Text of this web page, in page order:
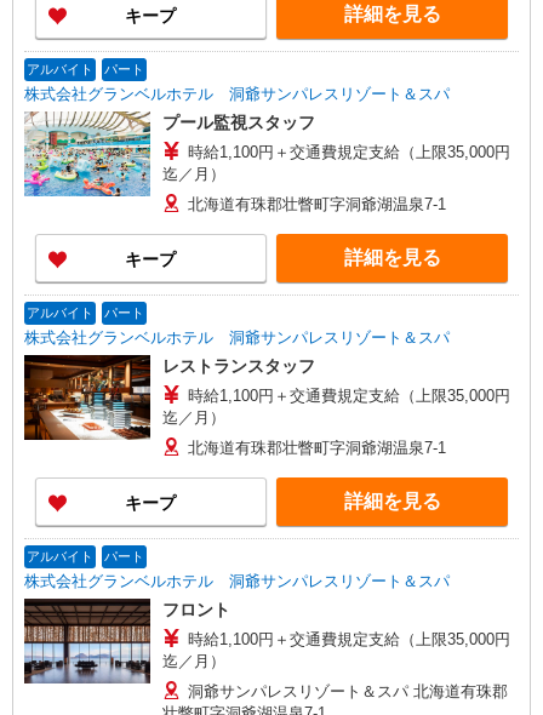
キープ 詳細を見る
アルバイト パート
株式会社グランベルホテル 洞爺サンパレスリゾート＆スパ
プール監視スタッフ
時給1,100円＋交通費規定支給（上限35,000円
迄／月）
北海道有珠郡壮瞥町字洞爺湖温泉7-1
キープ 詳細を見る
アルバイト パート
株式会社グランベルホテル 洞爺サンパレスリゾート＆スパ
レストランスタッフ
時給1,100円＋交通費規定支給（上限35,000円
迄／月）
北海道有珠郡壮瞥町字洞爺湖温泉7-1
キープ 詳細を見る
アルバイト パート
株式会社グランベルホテル 洞爺サンパレスリゾート＆スパ
フロント
時給1,100円＋交通費規定支給（上限35,000円
迄／月）
洞爺サンパレスリゾート＆スパ 北海道有珠郡